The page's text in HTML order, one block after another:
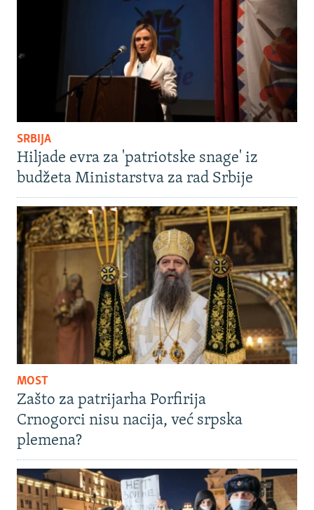
SRBIJA
Hiljade evra za 'patriotske snage' iz
budžeta Ministarstva za rad Srbije
MOST
Zašto za patrijarha Porfirija
Crnogorci nisu nacija, već srpska
plemena?